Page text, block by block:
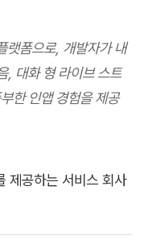
랫폼으로, 개발자가 내
, 대화 형 라이브 스트
한 인앱 경험을 제공
제공하는 서비스 회사